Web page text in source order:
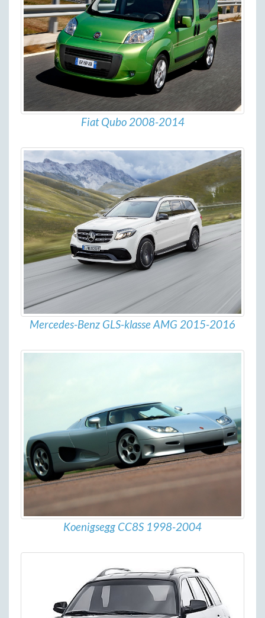
Fiat Qubo 2008-2014
Mercedes-Benz GLS-klasse AMG 2015-2016
Koenigsegg CC8S 1998-2004